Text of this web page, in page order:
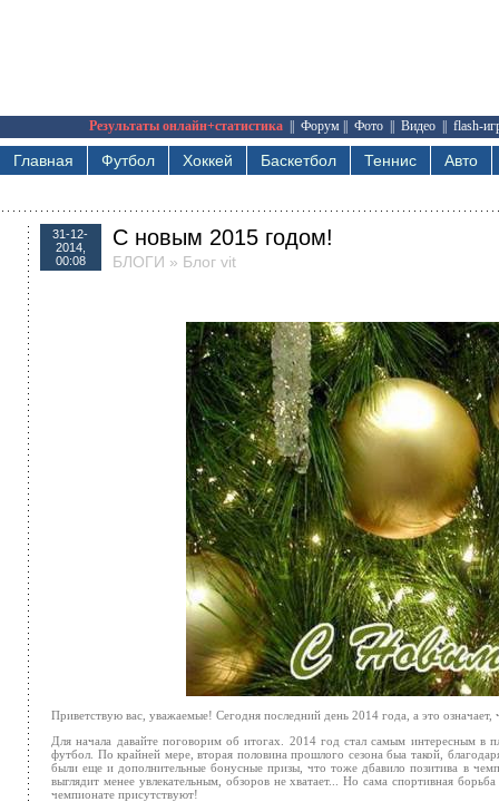
Результаты онлайн+статистика Форум Фото Видео flash-
Главная Футбол Хоккей Баскетбол Теннис Авто
31-12-
2014,
00:08
С новым 2015 годом!
БЛОГИ » Блог vit
Приветствую вас, уважаемые! Сегодня последний день 2014 года, а это
Для начала давайте поговорим об итогах. 2014 год стал самым интересным в
футбол. По крайней мере, вторая половина прошлого сезона быа такой,
были еще и дополнительные бонусные призы, что тоже дбавило позитива в
выглядит менее увлекательным, обзоров не хватает... Но сама спортивная
чемпионате присутствуют!